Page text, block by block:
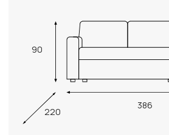
90
386
220